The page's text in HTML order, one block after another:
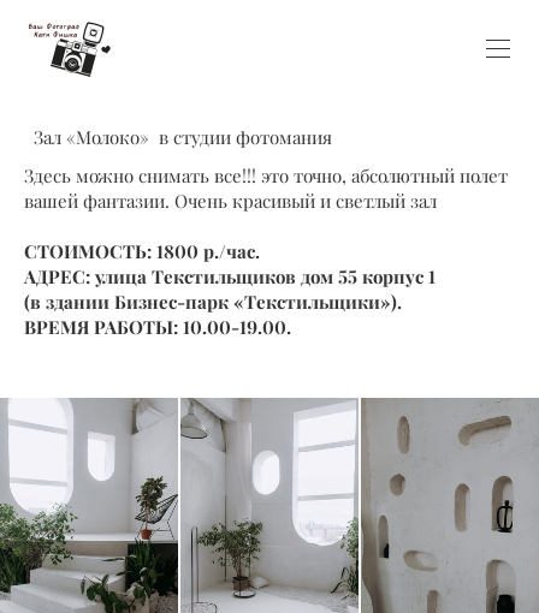
Зал «Молоко» в студии фотомания
Здесь можно снимать все!!! это точно, абсолютный полет
вашей фантазии. Очень красивый и светлый зал
СТОИМОСТЬ: 1800 р./час.
АДРЕС: улица Текстильщиков дом 55 корпус 1
(в здании Бизнес-парк «Текстильщики»).
ВРЕМЯ РАБОТЫ: 10.00-19.00.